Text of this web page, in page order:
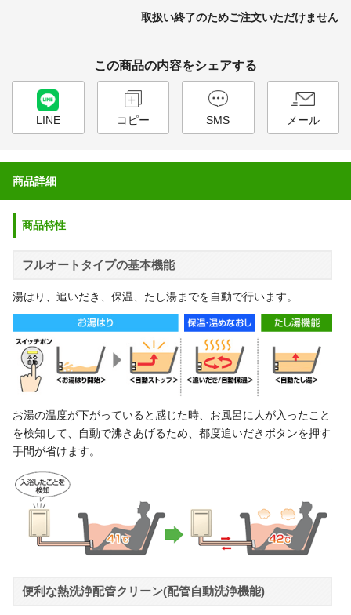
取扱い終了のためご注文いただけません
この商品の内容をシェアする
LINE コピー SMS メール
商品詳細
商品特性
フルオートタイプの基本機能
湯はり、追いだき、保温、たし湯までを自動で行います。
お湯の温度が下がっていると感じた時、お風呂に人が入ったこと
を検知して、自動で沸きあげるため、都度追いだきボタンを押す
手間が省けます。
便利な熱洗浄配管クリーン(配管自動洗浄機能)